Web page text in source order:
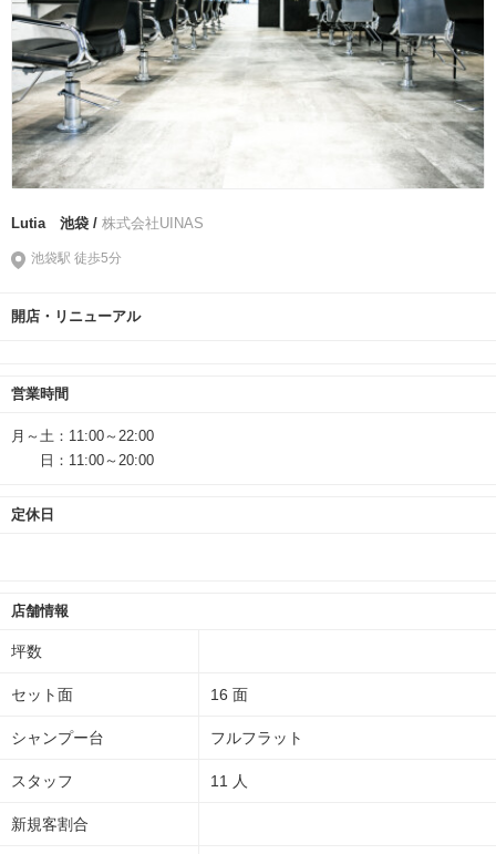
Lutia 池袋 / 株式会社UINAS
池袋駅 徒歩5分
開店・リニューアル
営業時間
月～土：11:00～22:00
日：11:00～20:00
定休日
店舗情報
坪数
セット面 16 面
シャンプー台 フルフラット
スタッフ 11 人
新規客割合